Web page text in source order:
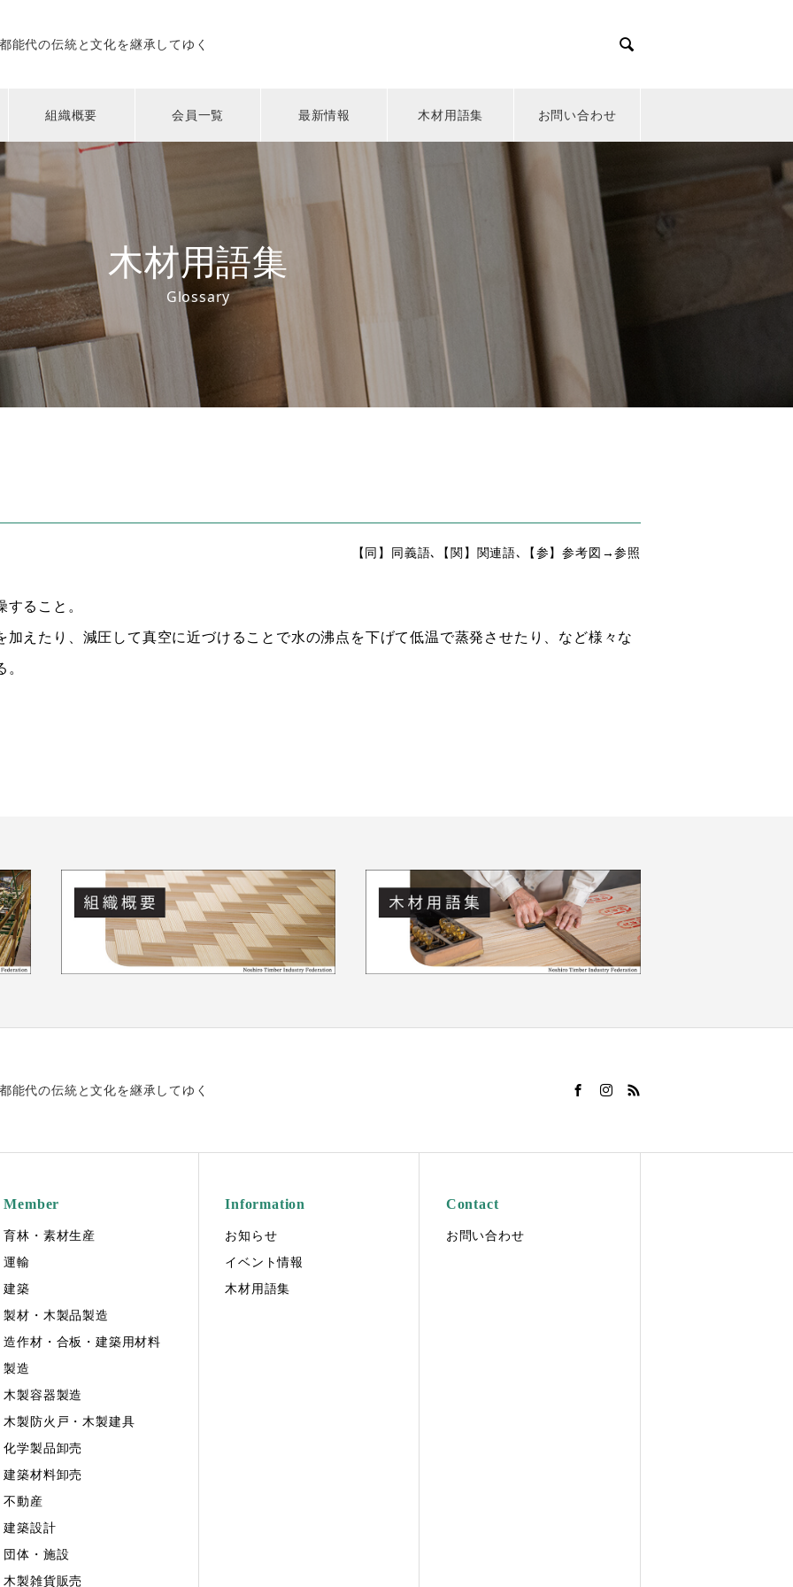
能代の伝統と文化を継承してゆく 
組織概要 会員一覧 最新情報 木材用語集 お問い合わせ
木材用語集
Glossary
【同】同義語､【関】関連語､【参】参考図→参照
ること。
えたり、減圧して真空に近づけることで水の沸点を下げて低温で蒸発させたり、など様々な
能代の伝統と文化を継承してゆく
Member
育林・素材生産
運輸
建築
製材・木製品製造
造作材・合板・建築用材料
製造
木製容器製造
木製防火戸・木製建具
化学製品卸売
建築材料卸売
不動産
建築設計
団体・施設
木製雑貨販売
Information
お知らせ
イベント情報
木材用語集
Contact
お問い合わせ